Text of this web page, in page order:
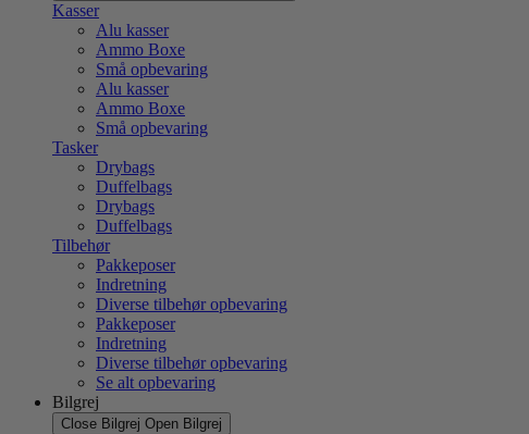
Kasser
Alu kasser
Ammo Boxe
Små opbevaring
Alu kasser
Ammo Boxe
Små opbevaring
Tasker
Drybags
Duffelbags
Drybags
Duffelbags
Tilbehør
Pakkeposer
Indretning
Diverse tilbehør opbevaring
Pakkeposer
Indretning
Diverse tilbehør opbevaring
Se alt opbevaring
Bilgrej
Close Bilgrej Open Bilgrej